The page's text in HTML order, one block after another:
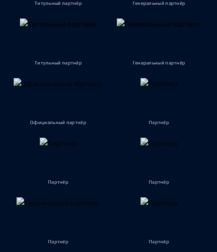
Титульный партнёр Генеральный партнёр
Титульный партнёр Генеральный партнёр
Официальный партнёр Партнёр
Партнёр Партнёр
Партнёр Партнёр